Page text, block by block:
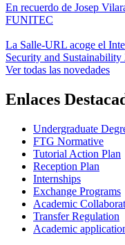
En recuerdo de Josep
FUNITEC
La Salle-URL acoge el
Security and Sustainability
Ver todas las novedades
Enlaces
Undergraduate
FTG Normative
Tutorial Action Plan
Reception Plan
Internships
Exchange Programs
Academic
Transfer Regulation
Academic